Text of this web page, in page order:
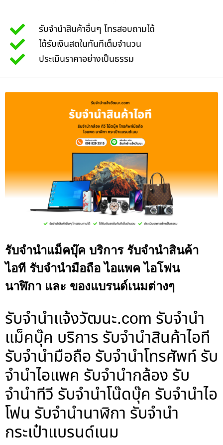
รับจำนำสินค้าอื่นๆ โทรสอบถามได้
ได้รับเงินสดในทันทีเต็มจำนวน
ประเมินราคาอย่างเป็นธรรม
รับจำนำแม็คบุ๊ค บริการ รับจำนำสินค้า
ไอที รับจำนำมือถือ ไอแพค ไอโฟน
นาฬิกา และ ของแบรนด์เนมต่างๆ
รับจํานําแจ้งวัฒนะ.com รับจำนำ
แม็คบุ๊ค บริการ รับจำนำสินค้าไอที
รับจำนำมือถือ รับจำนำโทรศัพท์ รับ
จำนำไอแพค รับจำนำกล้อง รับ
จำนำทีวี รับจำนำโน๊ดบุ๊ค รับจำนำไอ
โฟน รับจำนำนาฬิกา รับจำนำ
กระเป๋าแบรนด์เนม